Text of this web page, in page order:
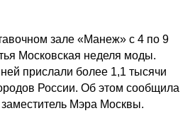
зале «Манеж» с 4 по 9
Московская неделя моды.
прислали более 1,1 тысячи
России. Об этом сообщила
Мэра Москвы.